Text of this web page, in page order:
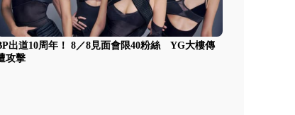
出道10周年！ 8／8見面會限40粉絲 YG大樓傳
攻擊